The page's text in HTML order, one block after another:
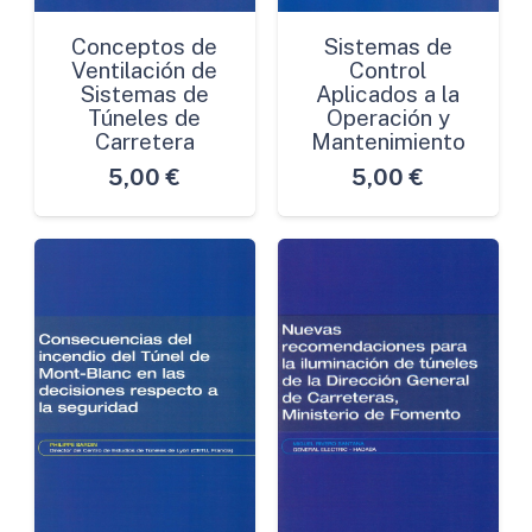
Conceptos de
Ventilación de
Sistemas de
Túneles de
Carretera
5,00 €
Sistemas de
Control
Aplicados a la
Operación y
Mantenimiento
5,00 €